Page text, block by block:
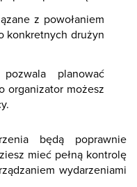
z powołaniem
konkretnych drużyn
planować
organizator możesz
będą poprawnie
mieć pełną kontrolę
wydarzeniami